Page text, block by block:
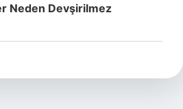
Neden Devşirilmez